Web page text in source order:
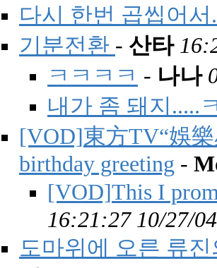
다시 한번 곱씹어서
기분전환 - 산타
ㅋㅋㅋㅋ - 나나
내가 좀 돼지.....
[VOD]東方TV“娛樂
birthday greeting -
[VOD]This I
16:21:27 10/27/04
도마위에 오른 류